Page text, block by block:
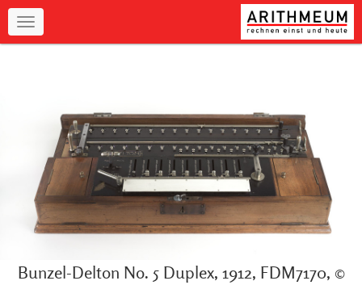
Navigation
Bunzel-Delton No. 5 Duplex, 1912, FDM7170, ©